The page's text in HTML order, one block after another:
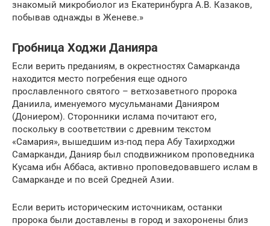
знакомый микробиолог из Екатеринбурга А.В. Казаков,
побывав однажды в Женеве.»
Гробница Ходжи Данияра
Если верить преданиям, в окрестностях Самарканда
находится место погребения еще одного
прославленного святого – ветхозаветного пророка
Даниила, именуемого мусульманами Данияром
(Дониером). Сторонники ислама почитают его,
поскольку в соответствии с древним текстом
«Самария», вышедшим из-под пера Абу Тахирходжи
Самарканди, Данияр был сподвижником проповедника
Кусама ибн Аббаса, активно проповедовавшего ислам в
Самарканде и по всей Средней Азии.
Если верить историческим источникам, останки
пророка были доставлены в город и захоронены близ